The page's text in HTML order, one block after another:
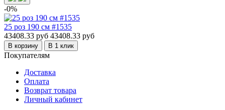
-0%
25 роз 190 см #1535
43408.33 руб 43408.33 руб
В корзину В 1 клик
Покупателям
Доставка
Оплата
Возврат товара
Личный кабинет